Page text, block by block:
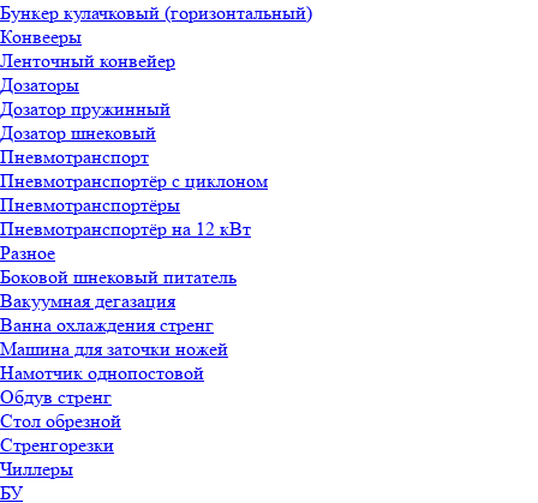
Бункер кулачковый (горизонтальный)
Конвееры
Ленточный конвейер
Дозаторы
Дозатор пружинный
Дозатор шнековый
Пневмотранспорт
Пневмотранспортёр с циклоном
Пневмотранспортёры
Пневмотранспортёр на 12 кВт
Разное
Боковой шнековый питатель
Вакуумная дегазация
Ванна охлаждения стренг
Машина для заточки ножей
Намотчик однопостовой
Обдув стренг
Стол обрезной
Стренгорезки
Чиллеры
БУ